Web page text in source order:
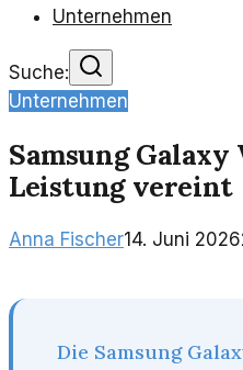
Unternehmen
Suche:
Unternehmen
Samsung
Leistung vereint
Anna Fischer14. Juni 2026
Die Samsung